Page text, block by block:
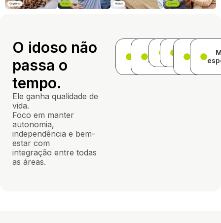
O idoso não
passa o
tempo.
Ele ganha qualidade de
vida.
Foco em manter
autonomia,
independência e bem-
estar com
integração entre todas
as áreas.
Presença
Saúde
Terapia
ocupacional
Psicologia